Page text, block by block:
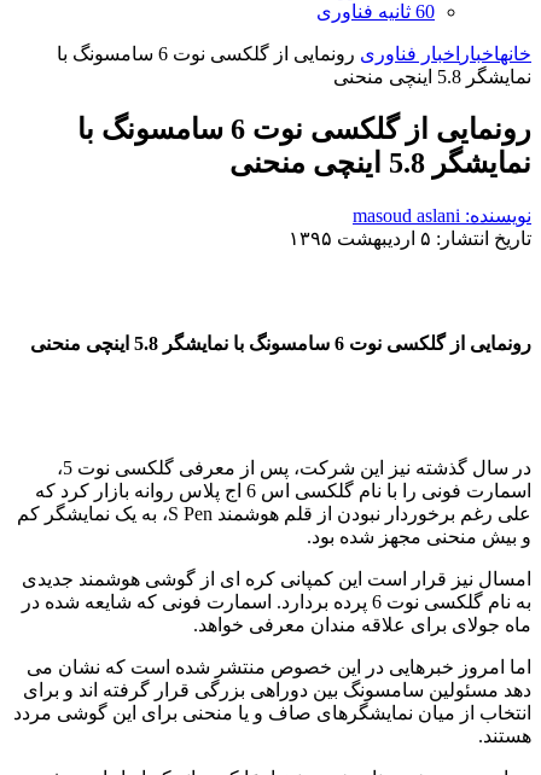
60 ثانیه فناوری
خانهاخبار اخبار فناوری
رونمایی از گلکسی نوت 6 سامسونگ با
نمایشگر 5.8 اینچی منحنی
رونمایی از گلکسی نوت 6 سامسونگ با
نمایشگر 5.8 اینچی منحنی
نویسنده: masoud aslani
تاریخ انتشار: ۵ اردیبهشت ۱۳۹۵
رونمایی از گلکسی نوت 6 سامسونگ با نمایشگر 5.8 اینچی منحنی
در سال گذشته نیز این شرکت، پس از معرفی گلکسی نوت 5،
اسمارت فونی را با نام گلکسی اس 6 اج پلاس روانه بازار کرد که
علی رغم برخوردار نبودن از قلم هوشمند S Pen، به یک نمایشگر کم
و بیش منحنی مجهز شده بود.
امسال نیز قرار است این کمپانی کره ای از گوشی هوشمند جدیدی
به نام گلکسی نوت 6 پرده بردارد. اسمارت فونی که شایعه شده در
ماه جولای برای علاقه مندان معرفی خواهد.
اما امروز خبرهایی در این خصوص منتشر شده است که نشان می
دهد مسئولین سامسونگ بین دوراهی بزرگی قرار گرفته اند و برای
انتخاب از میان نمایشگرهای صاف و یا منحنی برای این گوشی مردد
هستند.